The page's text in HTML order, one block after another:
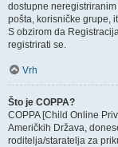
dostupne
pošta, korisničke grupe,
S obzirom da
registrirati se.
Vrh
Što je COPPA?
COPPA [Child Online
Američkih Država,
roditelja/staratelja za